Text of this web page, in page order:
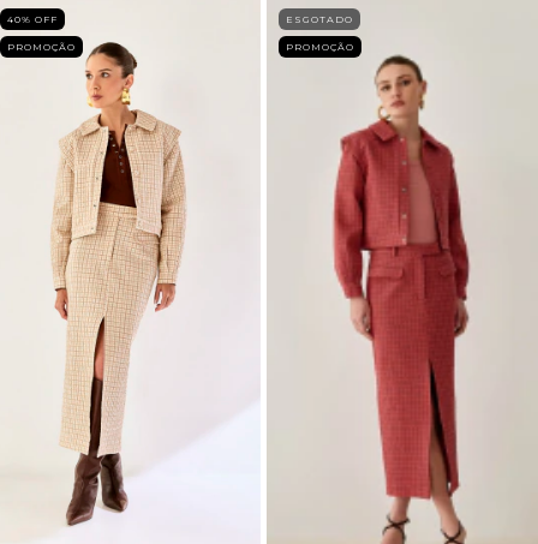
40% OFF
PROMOÇÃO
ESGOTADO
PROMOÇÃO